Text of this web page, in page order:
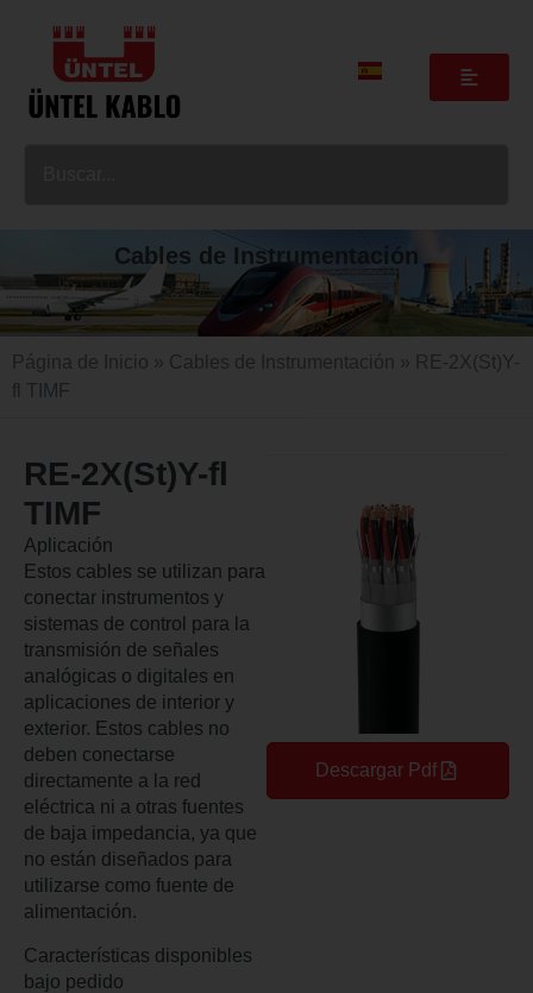
Cables de Instrumentación
Página de Inicio » Cables de Instrumentación » RE-2X(St)Y-
fl TIMF
RE-2X(St)Y-fl
TIMF
Aplicación
Estos cables se utilizan para
conectar instrumentos y
sistemas de control para la
transmisión de señales
analógicas o digitales en
aplicaciones de interior y
exterior. Estos cables no
deben conectarse
directamente a la red
eléctrica ni a otras fuentes
de baja impedancia, ya que
no están diseñados para
utilizarse como fuente de
alimentación.
Características disponibles
bajo pedido
Descargar Pdf